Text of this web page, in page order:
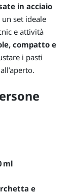
in acciaio
un set ideale
e attività
compatto e
i pasti
ml
e